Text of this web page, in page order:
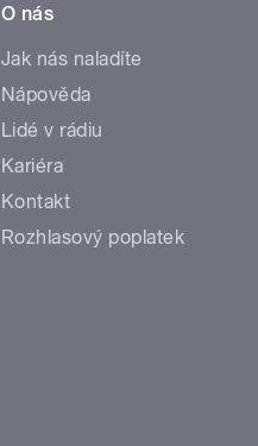
O nás
Jak nás naladíte
Nápověda
Lidé v rádiu
Kariéra
Kontakt
Rozhlasový poplatek